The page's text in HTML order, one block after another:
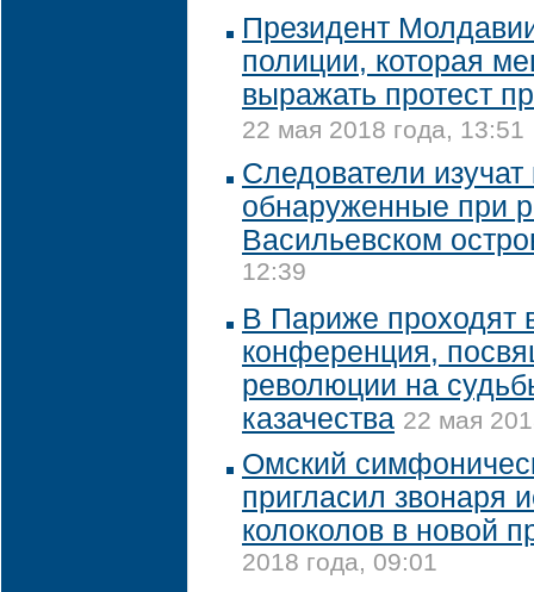
Президент
полиции, которая
выражать протест
22 мая 2018 года, 13:51
Следователи изучат
обнаруженные при
Васильевском
12:39
В Париже проходят
конференция,
революции на
казачества 22 мая
Омский
пригласил звонаря
колоколов в новой
2018 года, 09:01